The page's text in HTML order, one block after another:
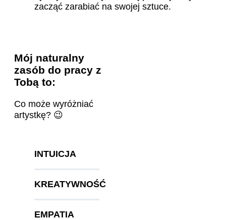
zacząć zarabiać na swojej sztuce.
Mój naturalny
zasób do pracy z
Tobą to:
Co może wyróżniać
artystkę? 😉
INTUICJA
KREATYWNOŚĆ
EMPATIA